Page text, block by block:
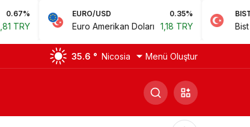
EURO/USD 0.35%
Euro Amerikan Doları 1,18 TRY
BIST
Bist 100 14.168,35
35.6 ° Nicosia Menü Oluştur